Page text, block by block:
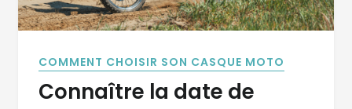
COMMENT CHOISIR SON CASQUE MOTO
Connaître la date de